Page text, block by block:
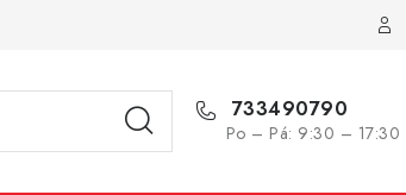
733490790
Po – Pá: 9:30 – 17:30